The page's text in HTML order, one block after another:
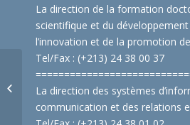
La direction de la formation
scientifique et du
l’innovation et de la promotion
Tel/Fax : (+213) 24 38 00 37
La direction des systèmes
communication et des relations
Programme de la
sensibilisation contre
la consommation de la